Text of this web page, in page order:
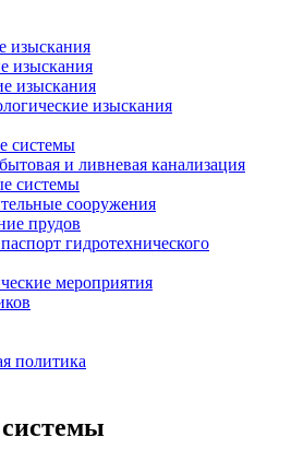
изыскания
изыскания
изыскания
изыскания
системы
и ливневая канализация
системы
сооружения
прудов
гидротехнического
мероприятия
политика